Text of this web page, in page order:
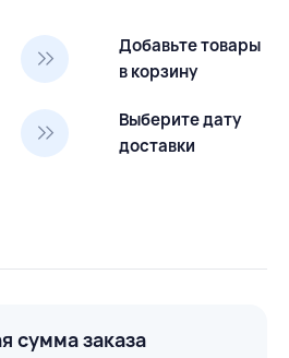
Добавьте товары
в корзину
Выберите дату
доставки
сумма заказа